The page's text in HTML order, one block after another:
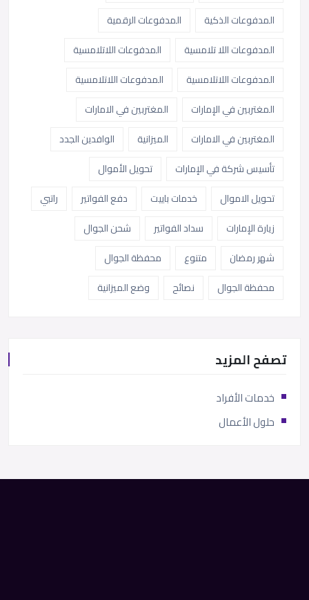
المدفوعات الذكية
المدفوعات الرقمية
المدفوعات اللا تلامسية
المدفوعات اللاتلامسية
المدفوعات اللاتلامسية
المدفوعات اللاتلامسية
المغتربين في الإمارات
المغتربين في الامارات
المغتربين في الامارات
الميزانية
الوافدين الجدد
تأسيس شركة في الإمارات
تحويل الأموال
تحويل الاموال
خدمات باييت دفع الفواتير
راتبي
زيارة الإمارات
سداد الفواتير
شحن الجوال
شهر رمضان
متنوع
محفظة الجوال
محفظة الجوال
نصائح وضع الميزانية
تصفح المزيد
خدمات الأفراد
حلول الأعمال